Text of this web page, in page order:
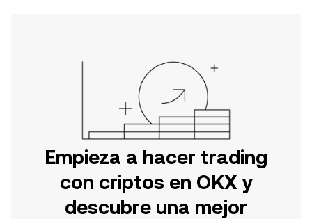
Empieza a hacer trading
con criptos en OKX y
descubre una mejor